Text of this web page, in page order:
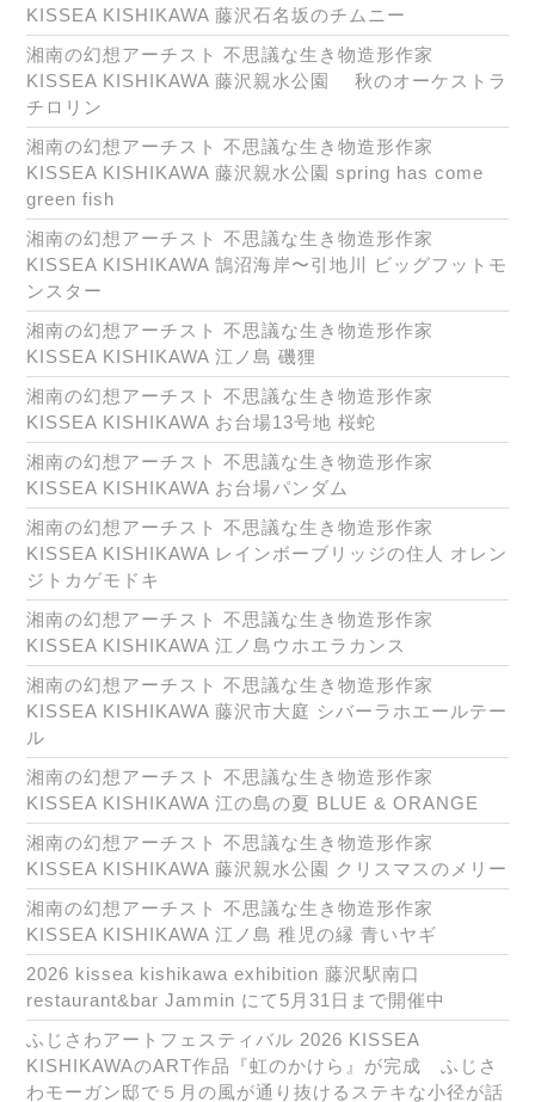
KISSEA KISHIKAWA 藤沢石名坂のチムニー
湘南の幻想アーチスト 不思議な生き物造形作家
KISSEA KISHIKAWA 藤沢親水公園 秋のオーケストラ
チロリン
湘南の幻想アーチスト 不思議な生き物造形作家
KISSEA KISHIKAWA 藤沢親水公園 spring has come
green fish
湘南の幻想アーチスト 不思議な生き物造形作家
KISSEA KISHIKAWA 鵠沼海岸〜引地川 ビッグフットモ
ンスター
湘南の幻想アーチスト 不思議な生き物造形作家
KISSEA KISHIKAWA 江ノ島 磯狸
湘南の幻想アーチスト 不思議な生き物造形作家
KISSEA KISHIKAWA お台場13号地 桜蛇
湘南の幻想アーチスト 不思議な生き物造形作家
KISSEA KISHIKAWA お台場パンダム
湘南の幻想アーチスト 不思議な生き物造形作家
KISSEA KISHIKAWA レインボーブリッジの住人 オレン
ジトカゲモドキ
湘南の幻想アーチスト 不思議な生き物造形作家
KISSEA KISHIKAWA 江ノ島ウホエラカンス
湘南の幻想アーチスト 不思議な生き物造形作家
KISSEA KISHIKAWA 藤沢市大庭 シバーラホエールテー
ル
湘南の幻想アーチスト 不思議な生き物造形作家
KISSEA KISHIKAWA 江の島の夏 BLUE & ORANGE
湘南の幻想アーチスト 不思議な生き物造形作家
KISSEA KISHIKAWA 藤沢親水公園 クリスマスのメリー
湘南の幻想アーチスト 不思議な生き物造形作家
KISSEA KISHIKAWA 江ノ島 稚児の縁 青いヤギ
2026 kissea kishikawa exhibition 藤沢駅南口
restaurant&bar Jammin にて5月31日まで開催中
ふじさわアートフェスティバル 2026 KISSEA
KISHIKAWAのART作品『虹のかけら』が完成 ふじさ
わモーガン邸で５月の風が通り抜けるステキな小径が話